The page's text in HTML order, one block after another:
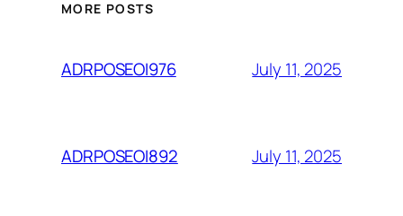
MORE POSTS
ADRPOSEOI976 July 11, 2025
ADRPOSEOI892 July 11, 2025